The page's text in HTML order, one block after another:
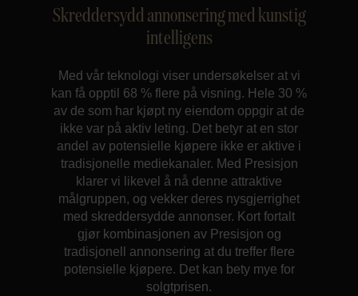
Skreddersydd annonsering med kunstig
intelligens
Med vår teknologi viser undersøkelser at vi
kan få opptil 68 % flere på visning. Hele 30 %
av de som har kjøpt ny eiendom oppgir at de
ikke var på aktiv leting. Det betyr at en stor
andel av potensielle kjøpere ikke er aktive i
tradisjonelle mediekanaler. Med Presisjon
klarer vi likevel å nå denne attraktive
målgruppen, og vekker deres nysgjerrighet
med skreddersydde annonser. Kort fortalt
gjør kombinasjonen av Presisjon og
tradisjonell annonsering at du treffer flere
potensielle kjøpere. Det kan bety mye for
solgtprisen.